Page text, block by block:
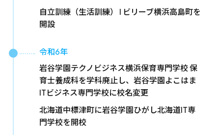
自立訓練（生活訓練） I ビリーブ横浜高島町を
開設
令和6年
岩谷学園テクノビジネス横浜保育専門学校 保
育士養成科を学科廃止し、岩谷学園よこはま
ITビジネス専門学校に校名変更
北海道中標津町に岩谷学園ひがし北海道IT専
門学校を開校